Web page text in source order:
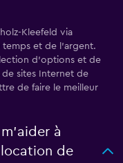
Kleefeld via
et de l'argent.
d'options et de
de sites Internet de
de faire le meilleur
à
de